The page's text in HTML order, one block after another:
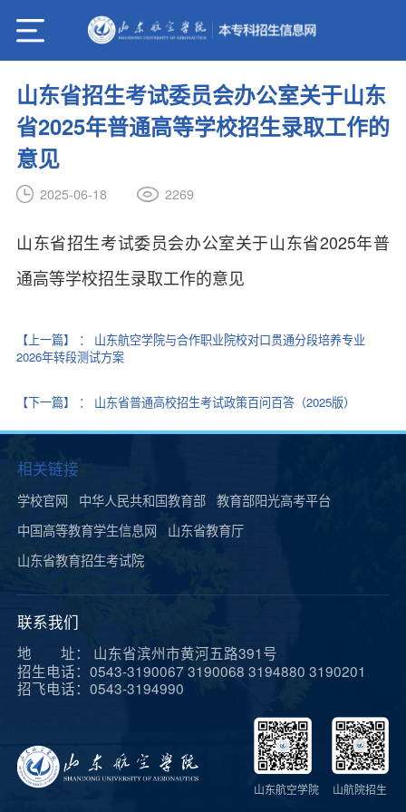
山东省招生考试委员会办公室关于山东
省2025年普通高等学校招生录取工作的
意见
2025-06-18 2269
山东省招生考试委员会办公室关于山东省2025年普
通高等学校招生录取工作的意见
【上一篇】 ：
山东航空学院与合作职业院校对口贯通分段培养专业
2026年转段测试方案
【下一篇】 ： 山东省普通高校招生考试政策百问百答（2025版）
相关链接
学校官网 中华人民共和国教育部 教育部阳光高考平台
中国高等教育学生信息网
山东省教育厅
山东省教育招生考试院
联系我们
地 址： 山东省滨州市黄河五路391号
招生电话：0543-3190067 3190068 3194880 3190201
招飞电话：0543-3194990
山东航空学院 山航院招生